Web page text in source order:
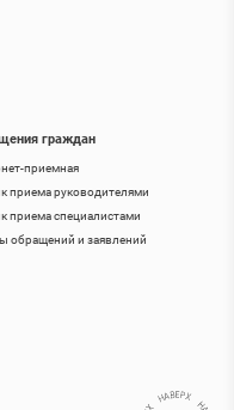
граждан
приемная
приема руководителями
приема специалистами
обращений и заявлений